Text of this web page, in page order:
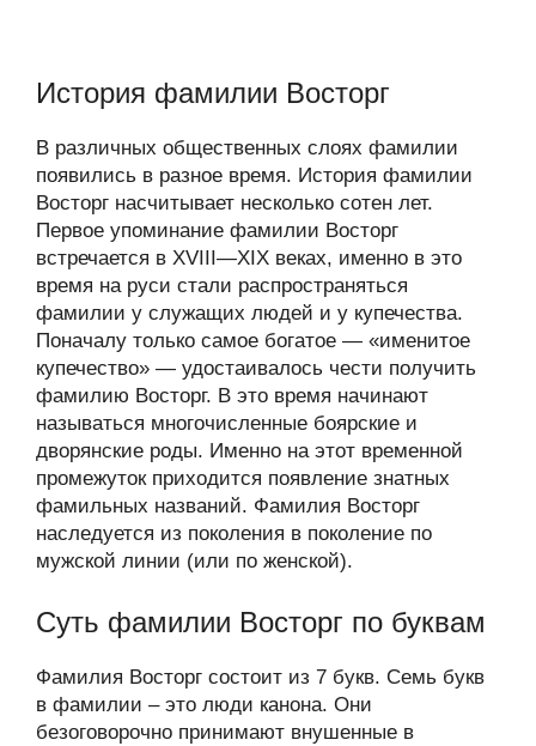
История фамилии Восторг
В различных общественных слоях фамилии
появились в разное время. История фамилии
Восторг насчитывает несколько сотен лет.
Первое упоминание фамилии Восторг
встречается в XVIII—XIX веках, именно в это
время на руси стали распространяться
фамилии у служащих людей и у купечества.
Поначалу только самое богатое — «именитое
купечество» — удостаивалось чести получить
фамилию Восторг. В это время начинают
называться многочисленные боярские и
дворянские роды. Именно на этот временной
промежуток приходится появление знатных
фамильных названий. Фамилия Восторг
наследуется из поколения в поколение по
мужской линии (или по женской).
Суть фамилии Восторг по буквам
Фамилия Восторг состоит из 7 букв. Семь букв
в фамилии – это люди канона. Они
безоговорочно принимают внушенные в